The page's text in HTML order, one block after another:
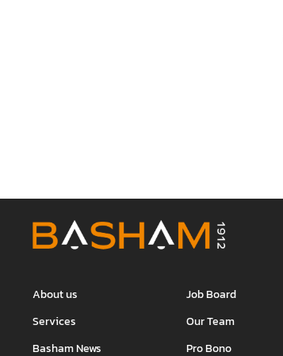
About us
Services
Basham News
Job Board
Our Team
Pro Bono